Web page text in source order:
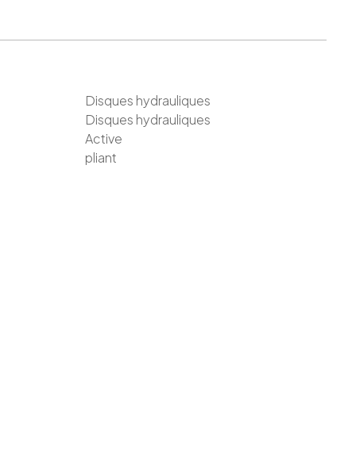
Disques hydrauliques
Disques hydrauliques
Active
pliant